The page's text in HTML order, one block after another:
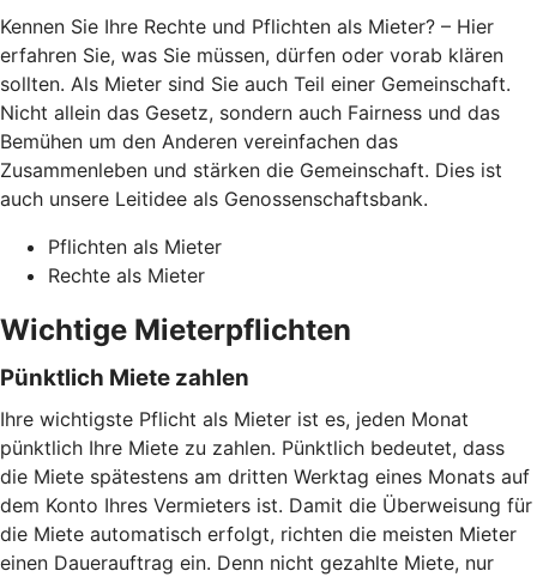
Kennen Sie Ihre Rechte und Pflichten als Mieter? – Hier
erfahren Sie, was Sie müssen, dürfen oder vorab klären
sollten. Als Mieter sind Sie auch Teil einer Gemeinschaft.
Nicht allein das Gesetz, sondern auch Fairness und das
Bemühen um den Anderen vereinfachen das
Zusammenleben und stärken die Gemeinschaft. Dies ist
auch unsere Leitidee als Genossenschaftsbank.
Pflichten als Mieter
Rechte als Mieter
Wichtige Mieterpflichten
Pünktlich Miete zahlen
Ihre wichtigste Pflicht als Mieter ist es, jeden Monat
pünktlich Ihre Miete zu zahlen. Pünktlich bedeutet, dass
die Miete spätestens am dritten Werktag eines Monats auf
dem Konto Ihres Vermieters ist. Damit die Überweisung für
die Miete automatisch erfolgt, richten die meisten Mieter
einen Dauerauftrag ein. Denn nicht gezahlte Miete, nur